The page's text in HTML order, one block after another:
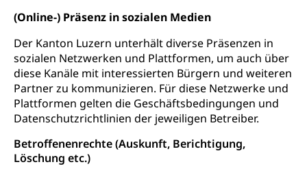
(Online-) Präsenz in sozialen Medien
Der Kanton Luzern unterhält diverse Präsenzen in
sozialen Netzwerken und Plattformen, um auch über
diese Kanäle mit interessierten Bürgern und weiteren
Partner zu kommunizieren. Für diese Netzwerke und
Plattformen gelten die Geschäftsbedingungen und
Datenschutzrichtlinien der jeweiligen Betreiber.
Betroffenenrechte (Auskunft, Berichtigung,
Löschung etc.)